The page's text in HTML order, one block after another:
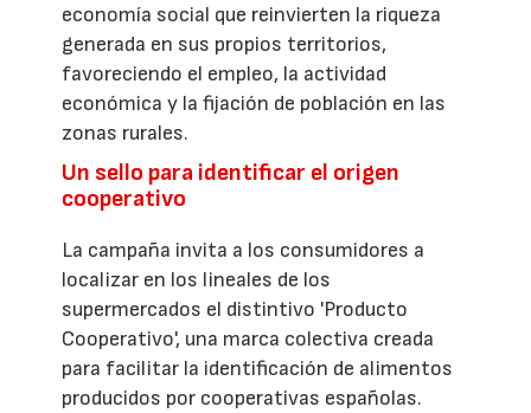
economía social que reinvierten la riqueza
generada en sus propios territorios,
favoreciendo el empleo, la actividad
económica y la fijación de población en las
zonas rurales.
Un sello para identificar el origen
cooperativo
La campaña invita a los consumidores a
localizar en los lineales de los
supermercados el distintivo 'Producto
Cooperativo', una marca colectiva creada
para facilitar la identificación de alimentos
producidos por cooperativas españolas.